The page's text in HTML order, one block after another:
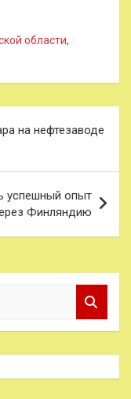
области,
на нефтезаводе
успешный опыт
Финляндию